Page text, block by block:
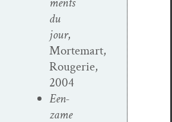
du
jour,
Mortemart,
Rougerie,
2004
Een­
zame